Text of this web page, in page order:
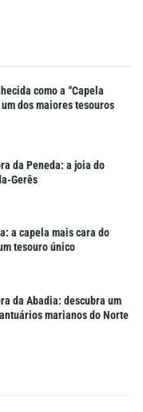
como a “Capela
dos maiores tesouros
da Peneda: a joia do
Gerês
a capela mais cara do
tesouro único
da Abadia: descubra um
marianos do Norte